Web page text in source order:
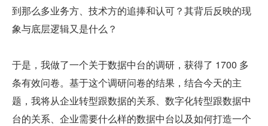
到那么多业务方、技术方的追捧和认可？其背后反映的现
象与底层逻辑又是什么？
于是，我做了一个关于数据中台的调研，获得了 1700 多
条有效问卷。基于这个调研问卷的结果，结合今天的主
题，我将从企业转型跟数据的关系、数字化转型跟数据中
台的关系、企业需要什么样的数据中台以及如何打造一个